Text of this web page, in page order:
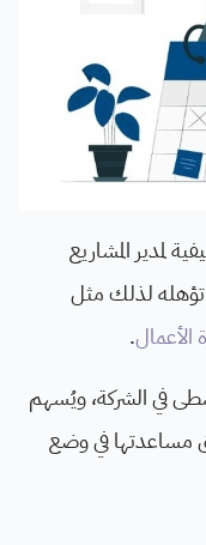
لمدير المشاريع
تؤهله لذلك مثل
الأعمال.
في الشركة، ويُسهم
مساعدتها في وضع